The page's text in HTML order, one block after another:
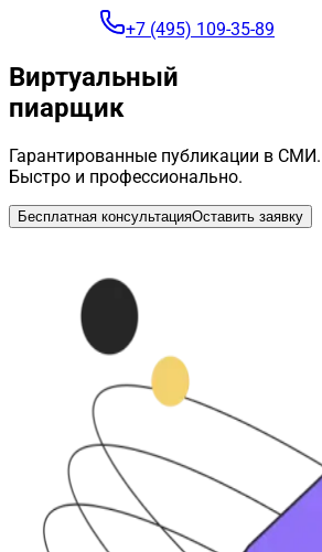
+7 (495) 109-35-89
Виртуальный
пиарщик
Гарантированные публикации в СМИ.
Быстро и профессионально.
Бесплатная консультацияОставить заявку